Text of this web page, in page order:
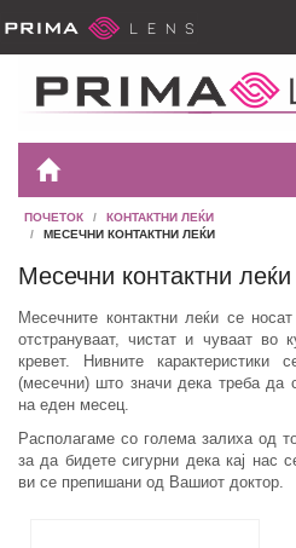
ПОЧЕТОК
КОНТАКТНИ ЛЕЌИ
МЕСЕЧНИ КОНТАКТНИ ЛЕЌИ
Месечни контактни леќи
Месечните контактни леќи се
отстрануваат, чистат и чуваат во
кревет. Нивните
(месечни) што значи дека треба да
на еден месец.
Располагаме со голема залиха од
за да бидете сигурни дека кај нас
ви се препишани од Вашиот доктор.